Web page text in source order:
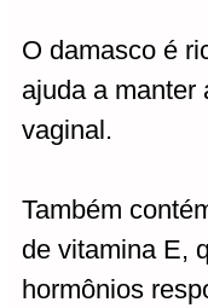
O damasco é
ajuda a manter
vaginal.
Também
de vitamina E,
hormônios